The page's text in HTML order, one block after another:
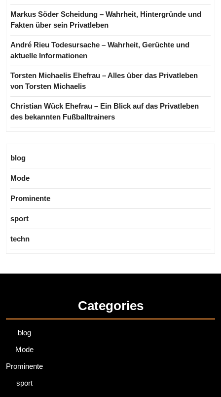
Markus Söder Scheidung – Wahrheit, Hintergründe und
Fakten über sein Privatleben
André Rieu Todesursache – Wahrheit, Gerüchte und
aktuelle Informationen
Torsten Michaelis Ehefrau – Alles über das Privatleben
von Torsten Michaelis
Christian Wück Ehefrau – Ein Blick auf das Privatleben
des bekannten Fußballtrainers
blog
Mode
Prominente
sport
techn
Categories
blog
Mode
Prominente
sport